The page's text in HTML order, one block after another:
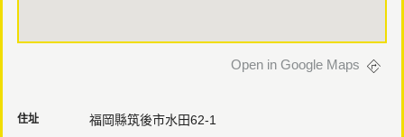
Open in Google Maps
住址 福岡縣筑後市水田62-1